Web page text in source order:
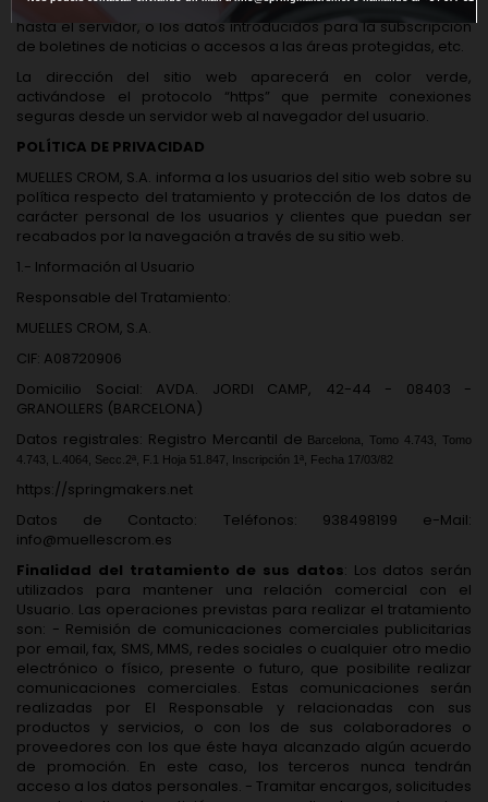
desde cualquiera de los formularios de contacto del sitio web
hasta el servidor, o los datos introducidos para la subscripción
de boletines de noticias o accesos a las áreas protegidas, etc.
La dirección del sitio web aparecerá en color verde,
activándose el protocolo “https” que permite conexiones
seguras desde un servidor web al navegador del usuario.
POLÍTICA DE PRIVACIDAD
MUELLES CROM, S.A. informa a los usuarios del sitio web sobre su
política respecto del tratamiento y protección de los datos de
carácter personal de los usuarios y clientes que puedan ser
recabados por la navegación a través de su sitio web.
1.- Información al Usuario
Responsable del Tratamiento:
MUELLES CROM, S.A.
CIF: A08720906
Domicilio Social: AVDA. JORDI CAMP, 42-44 - 08403 -
GRANOLLERS (BARCELONA)
Datos registrales: Registro Mercantil de Barcelona, Tomo 4.743, Tomo
4.743, L.4064, Secc.2ª, F.1 Hoja 51.847, Inscripción 1ª, Fecha 17/03/82
https://springmakers.net
Datos de Contacto: Teléfonos: 938498199 e-Mail:
info@muellescrom.es
Finalidad del tratamiento de sus datos: Los datos serán
utilizados para mantener una relación comercial con el
Usuario. Las operaciones previstas para realizar el tratamiento
son: - Remisión de comunicaciones comerciales publicitarias
por email, fax, SMS, MMS, redes sociales o cualquier otro medio
electrónico o físico, presente o futuro, que posibilite realizar
comunicaciones comerciales. Estas comunicaciones serán
realizadas por El Responsable y relacionadas con sus
productos y servicios, o con los de sus colaboradores o
proveedores con los que éste haya alcanzado algún acuerdo
de promoción. En este caso, los terceros nunca tendrán
acceso a los datos personales. - Tramitar encargos, solicitudes